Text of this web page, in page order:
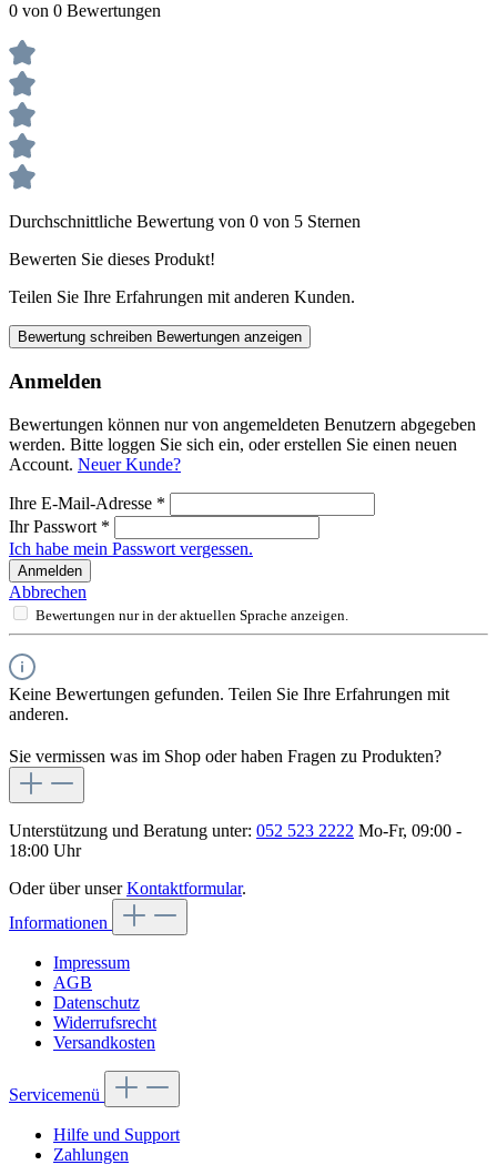
0 von 0 Bewertungen
Durchschnittliche Bewertung von 0 von 5 Sternen
Bewerten Sie dieses Produkt!
Teilen Sie Ihre Erfahrungen mit anderen Kunden.
Bewertung schreiben Bewertungen anzeigen
Anmelden
Bewertungen können nur von angemeldeten Benutzern abgegeben
werden. Bitte loggen Sie sich ein, oder erstellen Sie einen neuen
Account. Neuer Kunde?
Ihre E-Mail-Adresse *
Ihr Passwort *
Ich habe mein Passwort vergessen.
Anmelden
Abbrechen
Bewertungen nur in der aktuellen Sprache anzeigen.
Keine Bewertungen gefunden. Teilen Sie Ihre Erfahrungen mit
anderen.
Sie vermissen was im Shop oder haben Fragen zu Produkten?
Unterstützung und Beratung unter: 052 523 2222 Mo-Fr, 09:00 -
18:00 Uhr
Oder über unserKontaktformular.
Informationen
Impressum
AGB
Datenschutz
Widerrufsrecht
Versandkosten
Servicemenü
Hilfe und Support
Zahlungen